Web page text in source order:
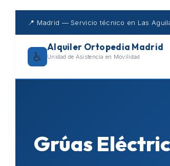
Skip
📍 Madrid — Servicio técnico en Las
♿
Alquiler Ortopedia Madrid
Unidad de Asistencia en Movilidad
Grúas